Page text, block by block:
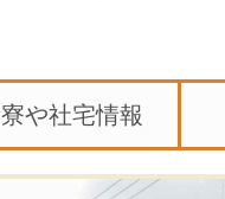
寮や社宅情報